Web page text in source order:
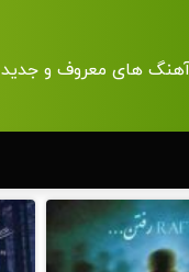
های معروف و جدید